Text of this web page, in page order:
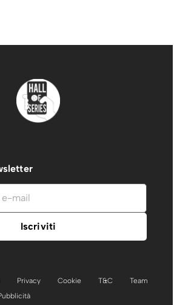
Privacy Cookie T&C
Team